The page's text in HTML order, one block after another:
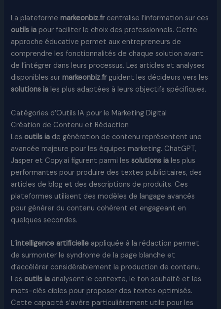
La plateformemarkeonbiz.frcentralise l’information sur ces
outils ia pour faciliter le choix des professionnels. Cette
approche éducative permet aux entrepreneurs de
comprendre les fonctionnalités de chaque solution avant
de l’intégrer dans leurs processus. Les articles et analyses
disponibles surmarkeonbiz.frguident les décideurs vers les
solutions ia les plus adaptées à leurs objectifs spécifiques.
Catégories d’Outils IA pour le Marketing Digital
Création de Contenu et Rédaction
Les outils ia de génération de contenu représentent une
avancée majeure pour les équipes marketing. ChatGPT,
Jasper et Copy.ai figurent parmi lessolutions ia les plus
performantes pour produire des textes publicitaires, des
articles de blog et des descriptions de produits. Ces
plateformes utilisent des modèles de langage avancés
pour générer du contenu cohérent et engageant en
quelques secondes.
L’intelligence artificielle appliquée à la rédaction permet
de surmonter le syndrome de la page blanche et
d’accélérer considérablement la production de contenu.
Les outils ia analysent le contexte, le ton souhaité et les
mots-clés cibles pour proposer des textes optimisés.
Cette capacité s’avère particulièrement utile pour les